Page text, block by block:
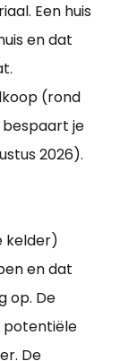
Een huis
en dat
(rond
je
2026).
kelder)
en dat
op. De
potentiële
De